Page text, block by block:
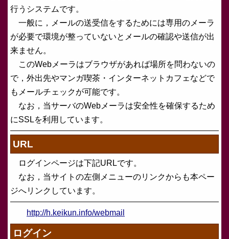
行うシステムです。
一般に，メールの送受信をするためには専用のメーラ
が必要で環境が整っていないとメールの確認や送信が出
来ません。
このWebメーラはブラウザがあれば場所を問わないの
で，外出先やマンガ喫茶・インターネットカフェなどで
もメールチェックが可能です。
なお，当サーバのWebメーラは安全性を確保するため
にSSLを利用しています。
URL
ログインページは下記URLです。
なお，当サイトの左側メニューのリンクからも本ペー
ジへリンクしています。
http://h.keikun.info/webmail
ログイン